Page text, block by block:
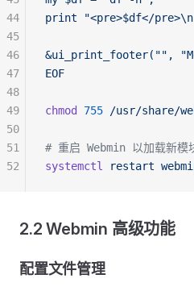
print "<pre>$df</
&ui_print_footer("",
EOF
chmod 755 /usr/share/
# 重启 Webmin 以加载新模
systemctl
restart
44
45
46
47
48
49
50
51
52
2.2 Webmin 高级功能
配置文件管理